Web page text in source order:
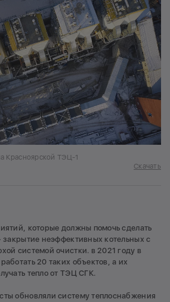
Красноярской ТЭЦ-1
Скачать
которые должны помочь сделать
неэффективных котельных с
системой очистки. в 2021 году в
20 таких объектов, а их
тепло от ТЭЦ СГК.
обновляли систему теплоснабжения